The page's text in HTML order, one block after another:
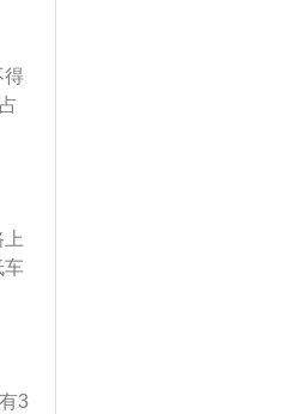
得
车
3